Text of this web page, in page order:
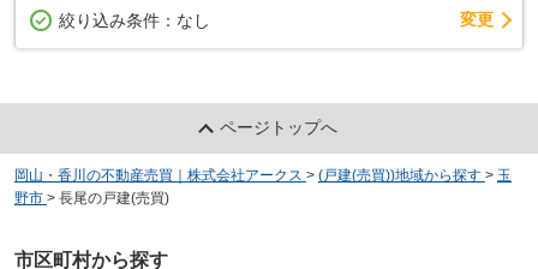
絞り込み条件： なし 変更
ページトップへ
岡山・香川の不動産売買｜株式会社アークス > (戸建(売買))地域から探す > 玉
野市 > 長尾の戸建(売買)
市区町村から探す